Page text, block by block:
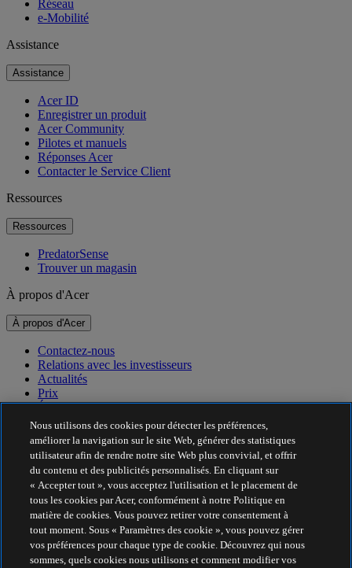
Réseau
e-Mobilité
Assistance
Assistance
Acer ID
Enregistrer un produit
Acer Community
Pilotes et manuels
Réponses Acer
Contacter le Service Client
Ressources
Ressources
PredatorSense
Trouver un magasin
À propos d'Acer
À propos d'Acer
Contactez-nous
Relations avec les investisseurs
Actualités
Prix
Événements
Développement durable
Développement durable
Responsabilité sociale de l'entreprise
Empreinte carbone du produit
Project Humanity
Earthion
Politique de confidentialité
Nous utilisons des cookies pour détecter les préférences,
améliorer la navigation sur le site Web, générer des statistiques
utilisateur afin de rendre notre site Web plus convivial, et offrir
du contenu et des publicités personnalisés. En cliquant sur
« Accepter tout », vous acceptez l'utilisation et le placement de
tous les cookies par Acer, conformément à notre Politique en
matière de cookies. Vous pouvez retirer votre consentement à
tout moment. Sous « Paramètres des cookie », vous pouvez gérer
vos préférences pour chaque type de cookie. Découvrez qui nous
sommes, quels cookies nous utilisons et comment modifier vos